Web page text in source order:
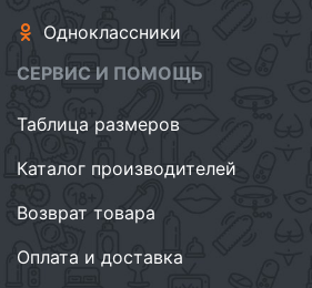
Одноклассники
СЕРВИС И ПОМОЩЬ
Таблица размеров
Каталог производителей
Возврат товара
Оплата и доставка